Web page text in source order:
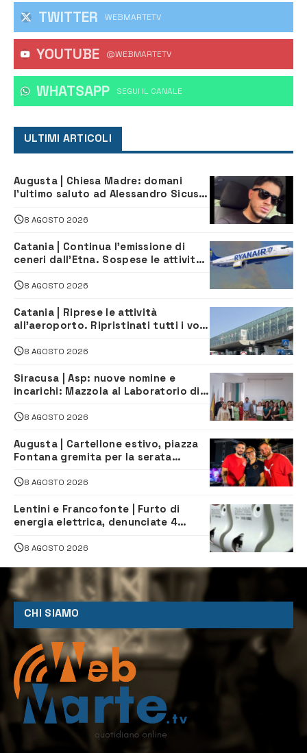
TWITTER WEBMARTETV
YOUTUBE @WEBMARTETV
WHATSAPP ‎SEGUI IL CANALE
ULTIMI ARTICOLI
Augusta | Chiesa Madre: domani
l’ultimo saluto ad Alessandro Sicuso,
8 AGOSTO 2026
Catania | Continua l’emissione di
ceneri dall’Etna. Sospese le attività
8 AGOSTO 2026
Catania | Riprese le attività
all’aeroporto. Ripristinati tutti i voli
8 AGOSTO 2026
Siracusa | Asp: nuove nomine e
incarichi: Mazzola al Laboratorio di
Servizio Legale
8 AGOSTO 2026
Augusta | Cartellone estivo, piazza
Fontana gremita per la serata
8 AGOSTO 2026
Lentini e Francofonte | Furto di
energia elettrica, denunciate 4
8 AGOSTO 2026
CHI SIAMO